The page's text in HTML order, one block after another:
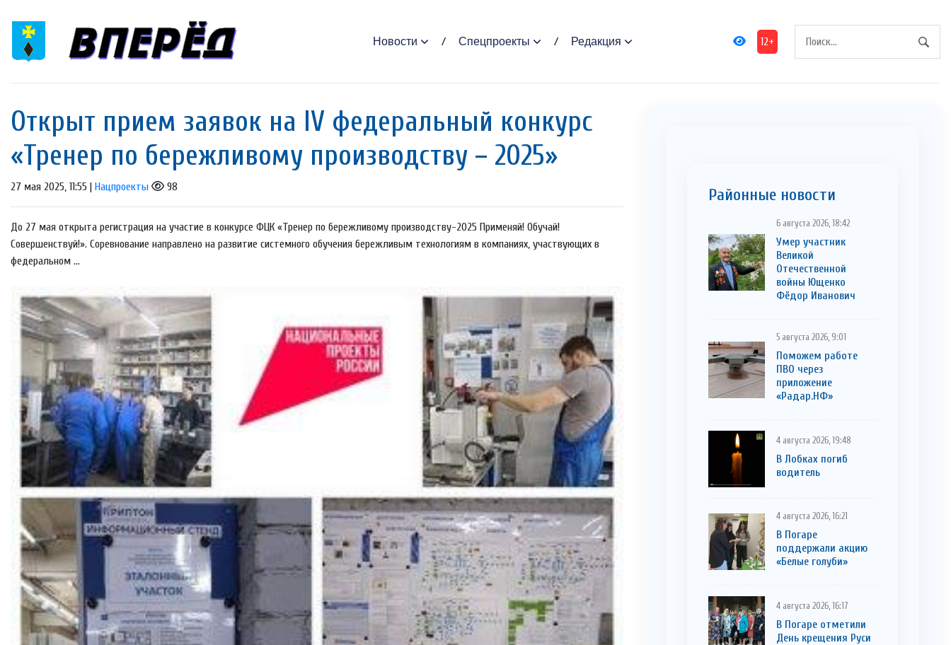
Новости Спецпроекты Редакция 12+
Открыт прием заявок на IV федеральный конкурс
«Тренер по бережливому производству – 2025»
27 мая 2025, 11:55 | Нацпроекты 98
До 27 мая открыта регистрация на участие в конкурсе ФЦК «Тренер по бережливому производству-2025 Применяй! Обучай!
Совершенствуй!». Соревнование направлено на развитие системного обучения бережливым технологиям в компаниях, участвующих в
федеральном ...
Районные новости
6 августа 2026, 18:42
Умер участник
Великой
Отечественной
войны Ющенко
Фёдор Иванович
5 августа 2026, 9:01
Поможем работе
ПВО через
приложение
«Радар.НФ»
4 августа 2026, 19:48
В Лобках погиб
водитель
4 августа 2026, 16:21
В Погаре
поддержали акцию
«Белые голуби»
4 августа 2026, 16:17
В Погаре отметили
День крещения Руси